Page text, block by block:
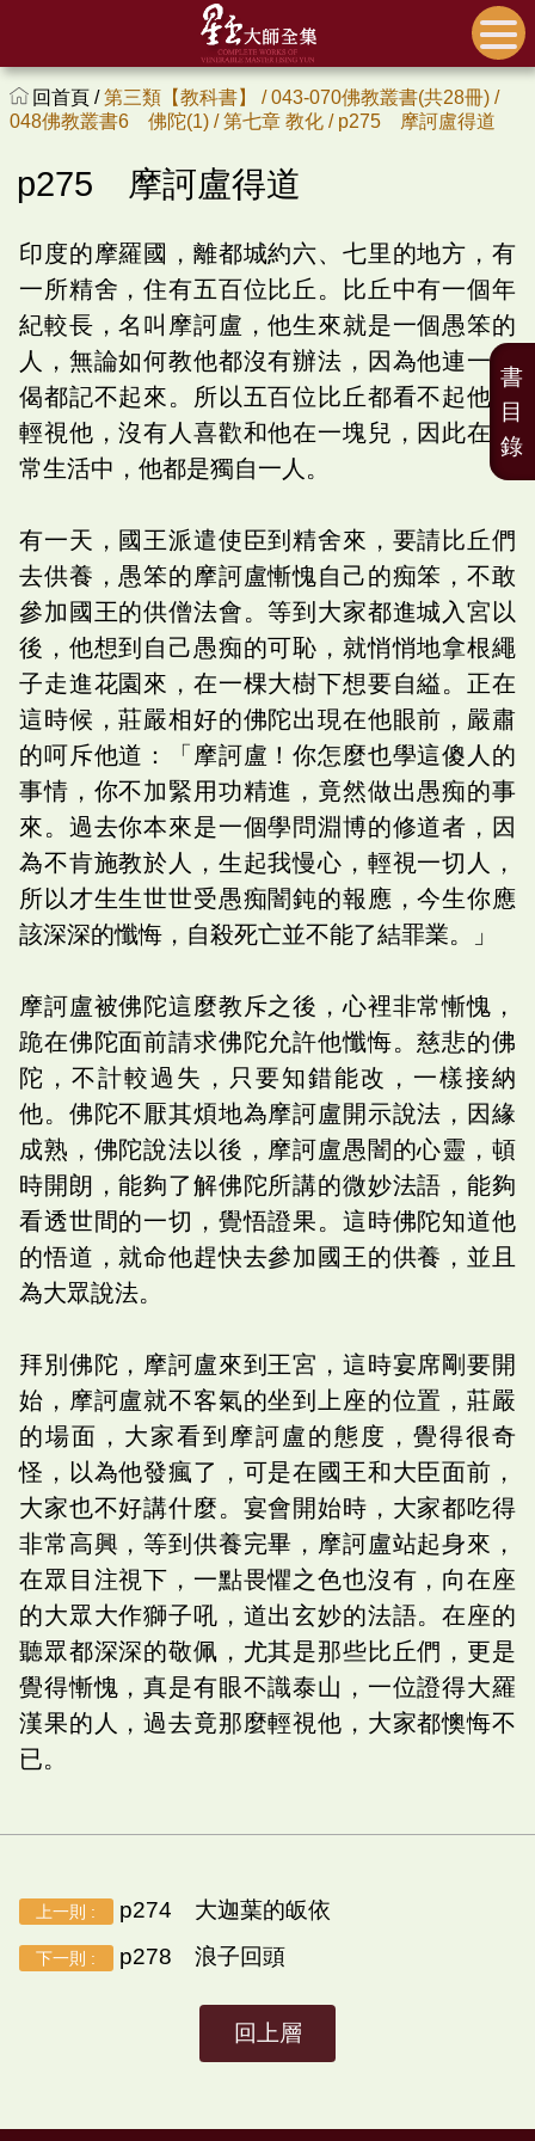
回首頁 /第三類【教科書】 /043-070佛教叢書(共28冊) /
048佛教叢書6 佛陀(1) /第七章 教化 / p275 摩訶盧得道
p275 摩訶盧得道
印度的摩羅國，離都城約六、七里的地方，有
一所精舍，住有五百位比丘。比丘中有一個年
紀較長，名叫摩訶盧，他生來就是一個愚笨的
人，無論如何教他都沒有辦法，因為他連一句
偈都記不起來。所以五百位比丘都看不起他，
輕視他，沒有人喜歡和他在一塊兒，因此在日
常生活中，他都是獨自一人。
有一天，國王派遣使臣到精舍來，要請比丘們
去供養，愚笨的摩訶盧慚愧自己的痴笨，不敢
參加國王的供僧法會。等到大家都進城入宮以
後，他想到自己愚痴的可恥，就悄悄地拿根繩
子走進花園來，在一棵大樹下想要自縊。正在
這時候，莊嚴相好的佛陀出現在他眼前，嚴肅
的呵斥他道：「摩訶盧！你怎麼也學這傻人的
事情，你不加緊用功精進，竟然做出愚痴的事
來。過去你本來是一個學問淵博的修道者，因
為不肯施教於人，生起我慢心，輕視一切人，
所以才生生世世受愚痴闇鈍的報應，今生你應
該深深的懺悔，自殺死亡並不能了結罪業。」
摩訶盧被佛陀這麼教斥之後，心裡非常慚愧，
跪在佛陀面前請求佛陀允許他懺悔。慈悲的佛
陀，不計較過失，只要知錯能改，一樣接納
他。佛陀不厭其煩地為摩訶盧開示說法，因緣
成熟，佛陀說法以後，摩訶盧愚闇的心靈，頓
時開朗，能夠了解佛陀所講的微妙法語，能夠
看透世間的一切，覺悟證果。這時佛陀知道他
的悟道，就命他趕快去參加國王的供養，並且
為大眾說法。
拜別佛陀，摩訶盧來到王宮，這時宴席剛要開
始，摩訶盧就不客氣的坐到上座的位置，莊嚴
的場面，大家看到摩訶盧的態度，覺得很奇
怪，以為他發瘋了，可是在國王和大臣面前，
大家也不好講什麼。宴會開始時，大家都吃得
非常高興，等到供養完畢，摩訶盧站起身來，
在眾目注視下，一點畏懼之色也沒有，向在座
的大眾大作獅子吼，道出玄妙的法語。在座的
聽眾都深深的敬佩，尤其是那些比丘們，更是
覺得慚愧，真是有眼不識泰山，一位證得大羅
漢果的人，過去竟那麼輕視他，大家都懊悔不
已。
上一則 : p274 大迦葉的皈依
下一則 : p278 浪子回頭
回上層
書
目
錄